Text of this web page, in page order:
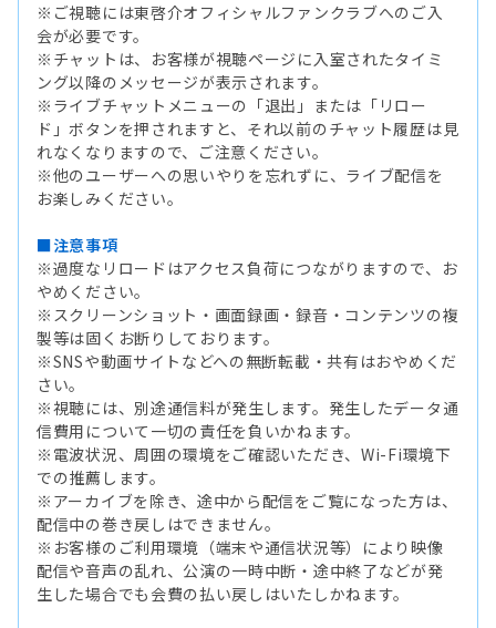
※ご視聴には東啓介オフィシャルファンクラブへのご入
会が必要です。
※チャットは、お客様が視聴ページに入室されたタイミ
ング以降のメッセージが表示されます。
※ライブチャットメニューの「退出」または「リロー
ド」ボタンを押されますと、それ以前のチャット履歴は見
れなくなりますので、ご注意ください。
※他のユーザーへの思いやりを忘れずに、ライブ配信を
お楽しみください。
■注意事項
※過度なリロードはアクセス負荷につながりますので、お
やめください。
※スクリーンショット・画面録画・録音・コンテンツの複
製等は固くお断りしております。
※SNSや動画サイトなどへの無断転載・共有はおやめくだ
さい。
※視聴には、別途通信料が発生します。発生したデータ通
信費用について一切の責任を負いかねます。
※電波状況、周囲の環境をご確認いただき、Wi-Fi環境下
での推薦します。
※アーカイブを除き、途中から配信をご覧になった方は、
配信中の巻き戻しはできません。
※お客様のご利用環境（端末や通信状況等）により映像
配信や音声の乱れ、公演の一時中断・途中終了などが発
生した場合でも会費の払い戻しはいたしかねます。